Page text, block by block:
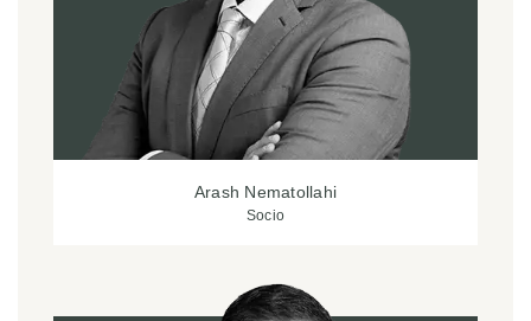
Arash Nematollahi
Socio